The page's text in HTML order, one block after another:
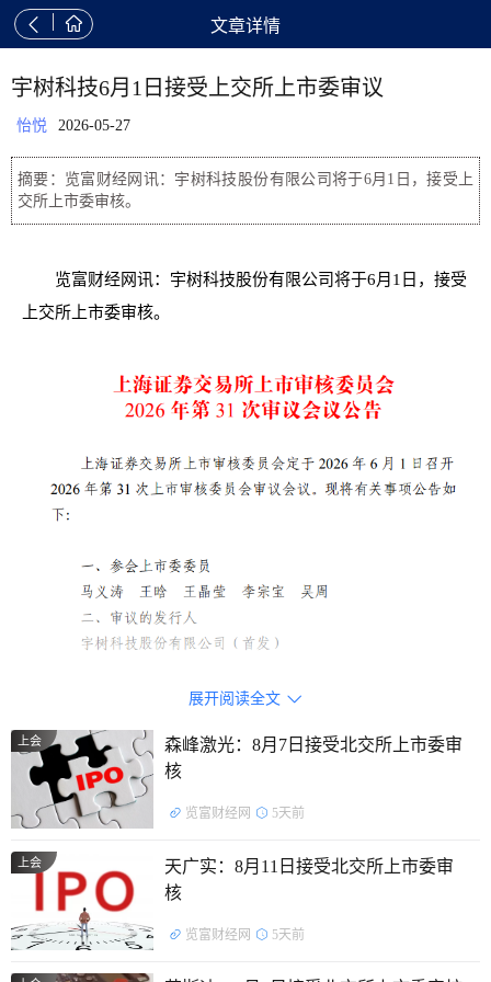
  文章详情
宇树科技6月1日接受上交所上市委审议
怡悦 2026-05-27
摘要：览富财经网讯：宇树科技股份有限公司将于6月1日，接受上
交所上市委审核。
览富财经网讯：宇树科技股份有限公司将于6月1日，接受
上交所上市委审核。
公司专注于高性能通用人形机器人、四足机器
人、机器人组件及具身智能模型的研发、生产和销售业务。
主要产品：人形机器人、四足机器人为代表的主要产品，
以及关节模组、灵巧手、协作机械臂、感知传感器等机器人核
证监会行业分类：
展开阅读全文 
上会
森峰激光：8月7日接受北交所上市委审
核
览富财经网 5天前
上会
天广实：8月11日接受北交所上市委审
核
览富财经网 5天前